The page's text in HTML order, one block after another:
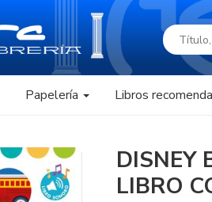
Papelería Libros
DISNEY
LIBRO